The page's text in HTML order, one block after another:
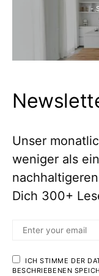
-
Unser
weniger als
Dich 300+
ICH STIMME DER
BESCHRIEBENEN